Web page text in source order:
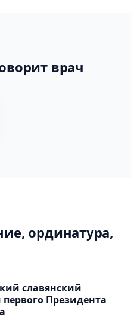
врач
ординатура,
славянский
Президента